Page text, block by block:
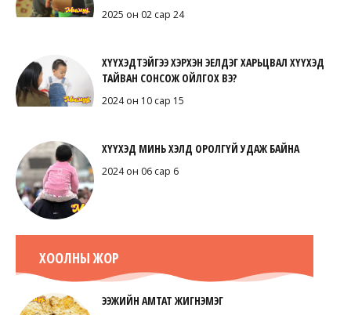
2025 он 02 сар 24
ХҮҮХЭДТЭЙГЭЭ ХЭРХЭН ЭЕЛДЭГ ХАРЬЦВАЛ ХҮҮХЭД
ТАЙВАН СОНСОЖ ОЙЛГОХ ВЭ?
2024 он 10 сар 15
ХҮҮХЭД МИНЬ ХЭЛД ОРОЛГҮЙ УДАЖ БАЙНА
2024 он 06 сар 6
ХООЛНЫ ЖОР
ЭЭЖИЙН АМТАТ ЖИГНЭМЭГ